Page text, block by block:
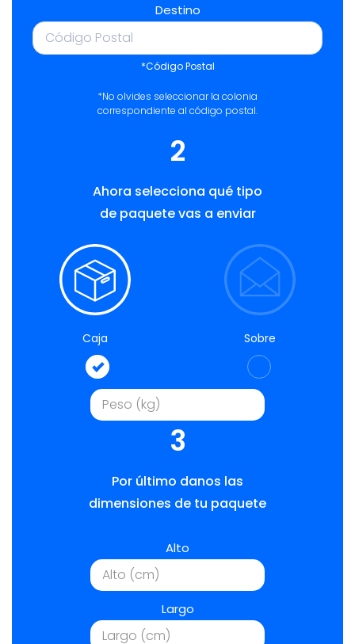
Destino
*Código Postal
*No olvides seleccionar la colonia
correspondiente al código postal.
2
Ahora selecciona qué tipo
de paquete vas a enviar
Caja Sobre
3
Por último danos las
dimensiones de tu paquete
Alto
Largo